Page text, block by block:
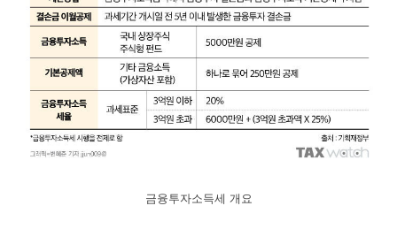
금융투자소득세 개요